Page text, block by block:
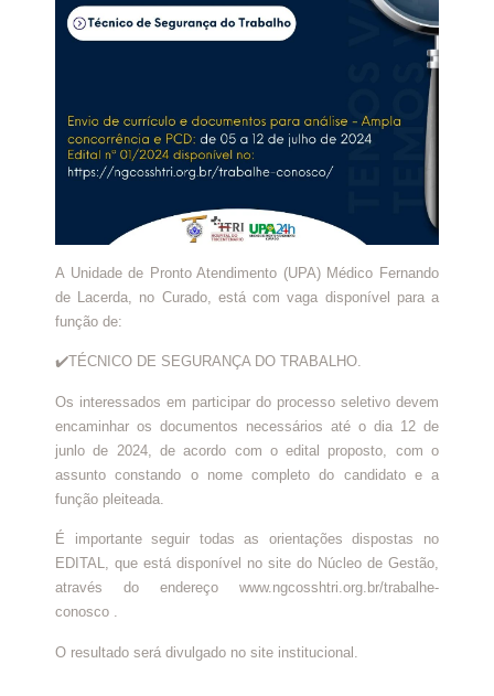
A Unidade de Pronto Atendimento (UPA) Médico Fernando
de Lacerda, no Curado, está com vaga disponível para a
função de:
✔️TÉCNICO DE SEGURANÇA DO TRABALHO.
Os interessados em participar do processo seletivo devem
encaminhar os documentos necessários até o dia 12 de
junlo de 2024, de acordo com o edital proposto, com o
assunto constando o nome completo do candidato e a
função pleiteada.
É importante seguir todas as orientações dispostas no
EDITAL, que está disponível no site do Núcleo de Gestão,
através do endereço www.ngcosshtri.org.br/trabalhe-
conosco .
O resultado será divulgado no site institucional.